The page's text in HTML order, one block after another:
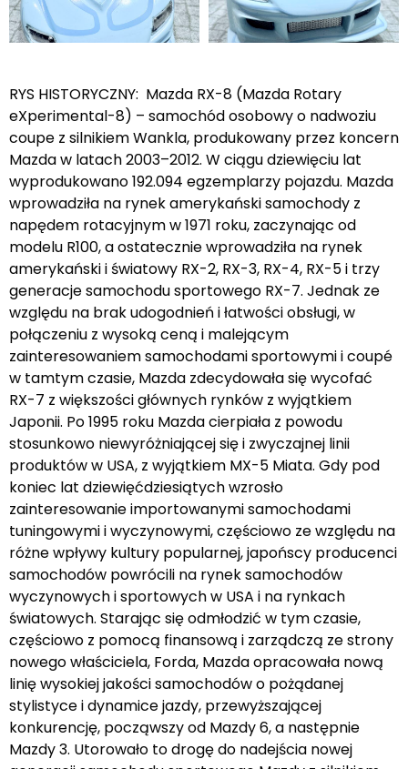
RYS HISTORYCZNY: Mazda RX-8 (Mazda Rotary
eXperimental-8) – samochód osobowy o nadwoziu
coupe z silnikiem Wankla, produkowany przez koncern
Mazda w latach 2003–2012. W ciągu dziewięciu lat
wyprodukowano 192.094 egzemplarzy pojazdu. Mazda
wprowadziła na rynek amerykański samochody z
napędem rotacyjnym w 1971 roku, zaczynając od
modelu R100, a ostatecznie wprowadziła na rynek
amerykański i światowy RX-2, RX-3, RX-4, RX-5 i trzy
generacje samochodu sportowego RX-7. Jednak ze
względu na brak udogodnień i łatwości obsługi, w
połączeniu z wysoką ceną i malejącym
zainteresowaniem samochodami sportowymi i coupé
w tamtym czasie, Mazda zdecydowała się wycofać
RX-7 z większości głównych rynków z wyjątkiem
Japonii. Po 1995 roku Mazda cierpiała z powodu
stosunkowo niewyróżniającej się i zwyczajnej linii
produktów w USA, z wyjątkiem MX-5 Miata. Gdy pod
koniec lat dziewięćdziesiątych wzrosło
zainteresowanie importowanymi samochodami
tuningowymi i wyczynowymi, częściowo ze względu na
różne wpływy kultury popularnej, japońscy producenci
samochodów powrócili na rynek samochodów
wyczynowych i sportowych w USA i na rynkach
światowych. Starając się odmłodzić w tym czasie,
częściowo z pomocą finansową i zarządczą ze strony
nowego właściciela, Forda, Mazda opracowała nową
linię wysokiej jakości samochodów o pożądanej
stylistyce i dynamice jazdy, przewyższającej
konkurencję, począwszy od Mazdy 6, a następnie
Mazdy 3. Utorowało to drogę do nadejścia nowej